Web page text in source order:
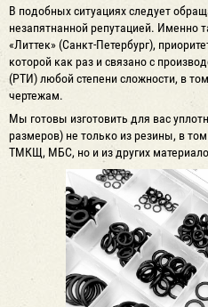
В подобных ситуациях следует
незапятнанной репутацией. Именно
«Литтек» (Санкт-Петербург),
которой как раз и связано с
(РТИ) любой степени сложности, в
чертежам.
Мы готовы изготовить для вас
размеров) не только из резины, в
ТМКЩ, МБС, но и из других